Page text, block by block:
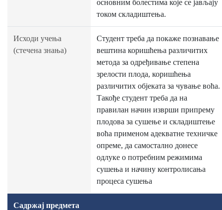
основним болестима које се јављају
током складиштења.
Исходи учења
(стечена знања)
Студент треба да покаже познавање
вештина коришћења различитих
метода за одређивање степена
зрелости плода, коришћења
различитих објеката за чување воћа.
Такође студент треба да на
правилан начин изврши припрему
плодова за сушење и складиштење
воћа применом адекватне техничке
опреме, да самостално донесе
одлуке о потребним режимима
сушења и начину контролисања
процеса сушења
Садржај предмета